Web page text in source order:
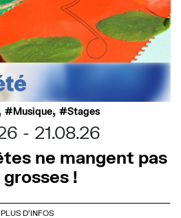
Musique, Stages
21.08.26
ne mangent pas
grosses !
PLUS D'INFOS